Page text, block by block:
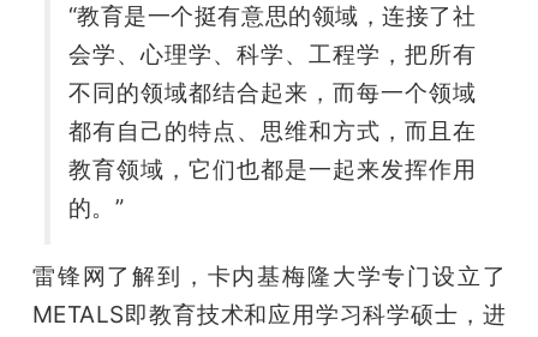
“教育是一个挺有意思的领域，连接了社
会学、心理学、科学、工程学，把所有
不同的领域都结合起来，而每一个领域
都有自己的特点、思维和方式，而且在
教育领域，它们也都是一起来发挥作用
的。”
雷锋网了解到，卡内基梅隆大学专门设立了
METALS即教育技术和应用学习科学硕士，进